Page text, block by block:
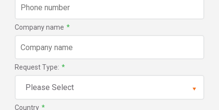
Company name *
Request Type: *
Country *